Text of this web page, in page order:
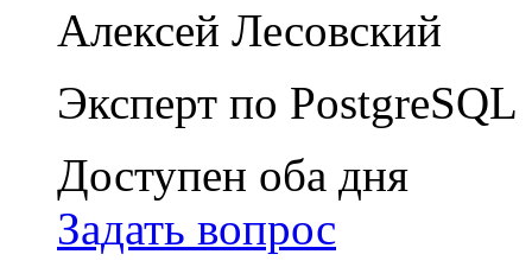
Алексей Лесовский
Эксперт по PostgreSQL
Доступен оба дня
Задать вопрос